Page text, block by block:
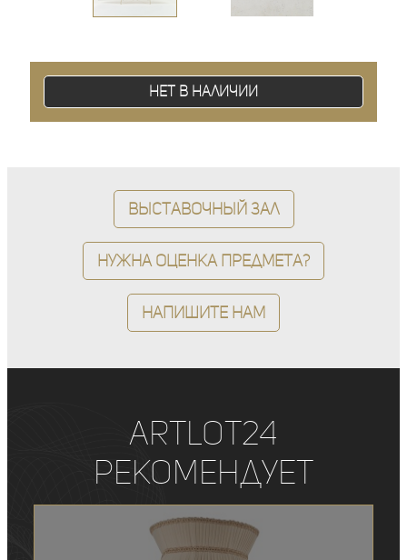
Нет в наличии
Выставочный зал
Нужна оценка предмета?
Напишите нам
ArtLot24
рекомендует